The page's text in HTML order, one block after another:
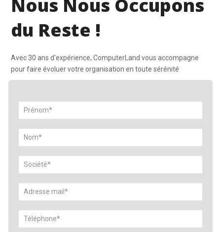
Nous Nous Occupons
du Reste !
Avec 30 ans d'expérience, ComputerLand vous accompagne
pour faire évoluer votre organisation en toute sérénité